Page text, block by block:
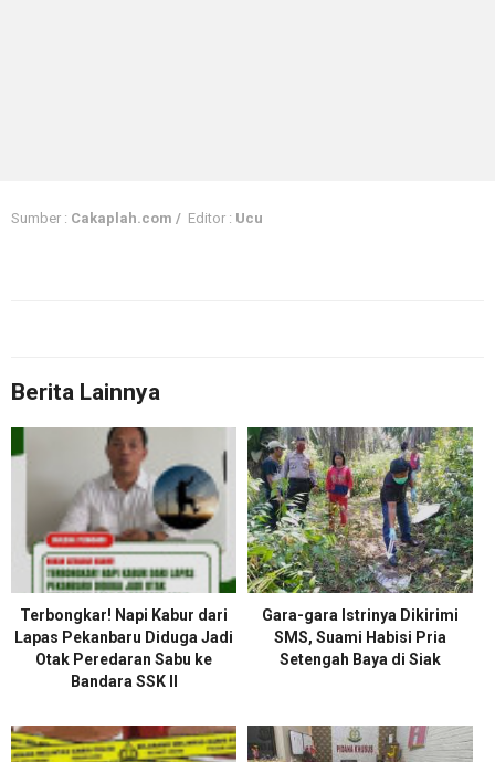
Sumber : Cakaplah.com / Editor : Ucu
Berita Lainnya
Terbongkar! Napi Kabur dari
Lapas Pekanbaru Diduga Jadi
Otak Peredaran Sabu ke
Bandara SSK II
Gara-gara Istrinya Dikirimi
SMS, Suami Habisi Pria
Setengah Baya di Siak